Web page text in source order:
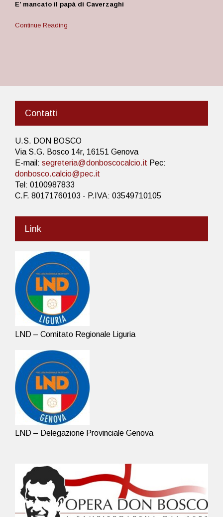
E’ mancato il papà di Caverzaghi
Continue Reading
Contatti
U.S. DON BOSCO
Via S.G. Bosco 14r, 16151 Genova
E-mail: segreteria@donboscocalcio.it Pec:
donbosco.calcio@pec.it
Tel: 0100987833
C.F. 80171760103 - P.IVA: 03549710105
Link
LND – Comitato Regionale Liguria
LND – Delegazione Provinciale Genova